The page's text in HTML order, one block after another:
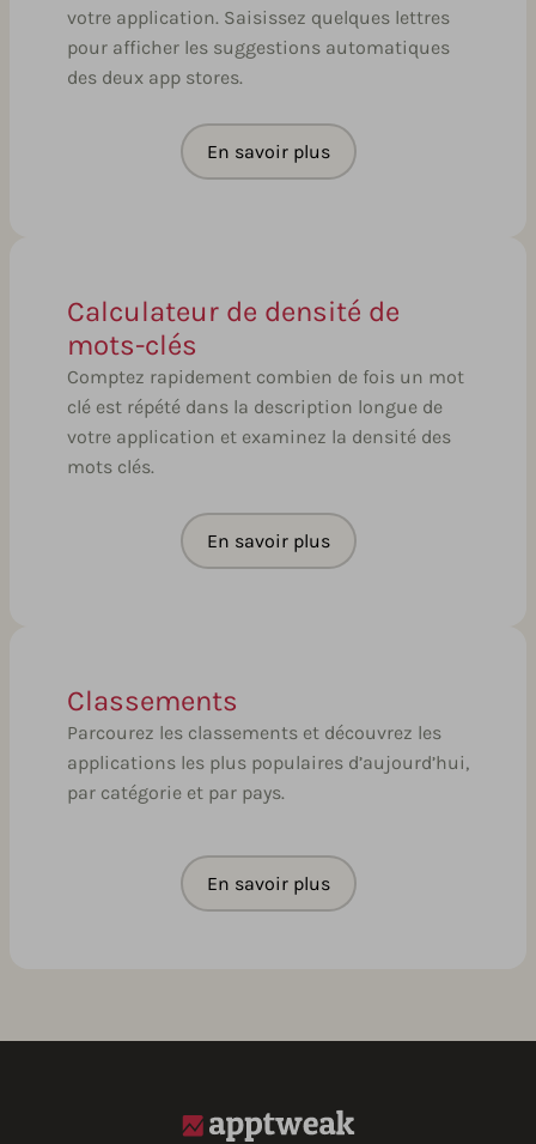
votre application. Saisissez quelques lettres
pour afficher les suggestions automatiques
des deux app stores.
En savoir plus
Calculateur de densité de
mots-clés
Comptez rapidement combien de fois un mot
clé est répété dans la description longue de
votre application et examinez la densité des
mots clés.
En savoir plus
Classements
Parcourez les classements et découvrez les
applications les plus populaires d’aujourd’hui,
par catégorie et par pays.
En savoir plus